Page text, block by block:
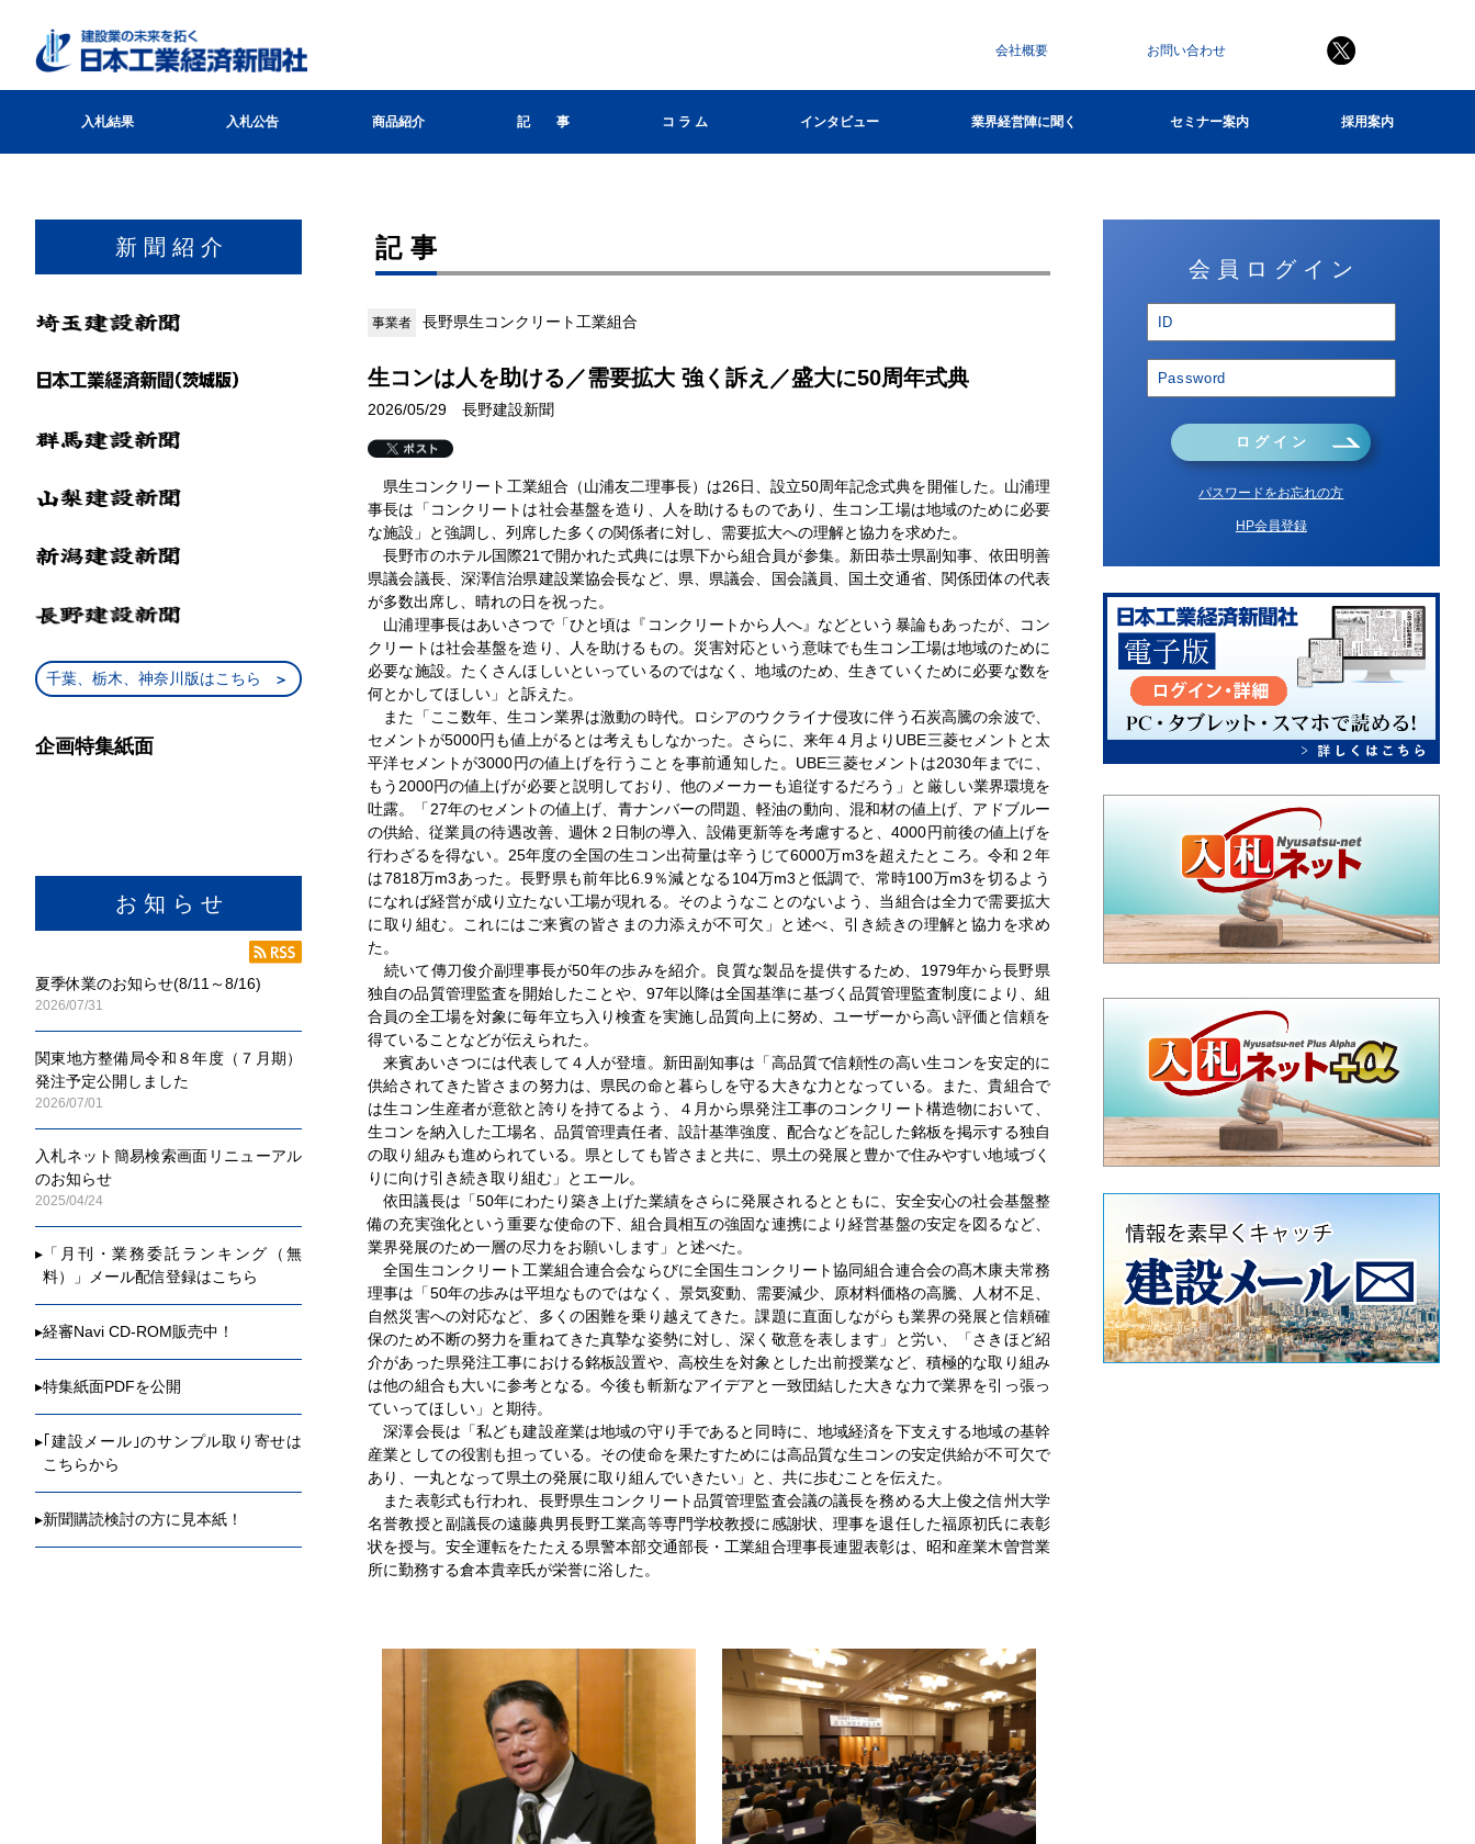
会社概要 お問い合わせ
入札結果 入札公告 商品紹介 記 事 コ ラ ム インタビュー 業界経営陣に聞く セミナー案内 採用案内
新 聞 紹 介
千葉、栃木、神奈川版はこちら
企画特集紙面
お 知 ら せ
夏季休業のお知らせ(8/11～8/16)
2026/07/31
関東地方整備局令和８年度（７月期）
発注予定公開しました
2026/07/01
入札ネット簡易検索画面リニューアル
のお知らせ
2025/04/24
▸ 「月刊・業務委託ランキング（無
料）」メール配信登録はこちら
▸経審Navi CD-ROM販売中！
▸特集紙面PDFを公開
▸ ｢建設メール｣のサンプル取り寄せは
こちらから
▸新聞購読検討の方に見本紙！
記事
事業者 長野県生コンクリート工業組合
生コンは人を助ける／需要拡大 強く訴え／盛大に50周年式典
2026/05/29 長野建設新聞
県生コンクリート工業組合（山浦友二理事長）は26日、設立50周年記念式典を開催した。山浦理
事長は「コンクリートは社会基盤を造り、人を助けるものであり、生コン工場は地域のために必要
な施設」と強調し、列席した多くの関係者に対し、需要拡大への理解と協力を求めた。
長野市のホテル国際21で開かれた式典には県下から組合員が参集。新田恭士県副知事、依田明善
県議会議長、深澤信治県建設業協会長など、県、県議会、国会議員、国土交通省、関係団体の代表
が多数出席し、晴れの日を祝った。
山浦理事長はあいさつで「ひと頃は『コンクリートから人へ』などという暴論もあったが、コン
クリートは社会基盤を造り、人を助けるもの。災害対応という意味でも生コン工場は地域のために
必要な施設。たくさんほしいといっているのではなく、地域のため、生きていくために必要な数を
何とかしてほしい」と訴えた。
また「ここ数年、生コン業界は激動の時代。ロシアのウクライナ侵攻に伴う石炭高騰の余波で、
セメントが5000円も値上がるとは考えもしなかった。さらに、来年４月よりUBE三菱セメントと太
平洋セメントが3000円の値上げを行うことを事前通知した。UBE三菱セメントは2030年までに、
もう2000円の値上げが必要と説明しており、他のメーカーも追従するだろう」と厳しい業界環境を
吐露。「27年のセメントの値上げ、青ナンバーの問題、軽油の動向、混和材の値上げ、アドブルー
の供給、従業員の待遇改善、週休２日制の導入、設備更新等を考慮すると、4000円前後の値上げを
行わざるを得ない。25年度の全国の生コン出荷量は辛うじて6000万m3を超えたところ。令和２年
は7818万m3あった。長野県も前年比6.9％減となる104万m3と低調で、常時100万m3を切るよう
になれば経営が成り立たない工場が現れる。そのようなことのないよう、当組合は全力で需要拡大
に取り組む。これにはご来賓の皆さまの力添えが不可欠」と述べ、引き続きの理解と協力を求め
た。
続いて傳刀俊介副理事長が50年の歩みを紹介。良質な製品を提供するため、1979年から長野県
独自の品質管理監査を開始したことや、97年以降は全国基準に基づく品質管理監査制度により、組
合員の全工場を対象に毎年立ち入り検査を実施し品質向上に努め、ユーザーから高い評価と信頼を
得ていることなどが伝えられた。
来賓あいさつには代表して４人が登壇。新田副知事は「高品質で信頼性の高い生コンを安定的に
供給されてきた皆さまの努力は、県民の命と暮らしを守る大きな力となっている。また、貴組合で
は生コン生産者が意欲と誇りを持てるよう、４月から県発注工事のコンクリート構造物において、
生コンを納入した工場名、品質管理責任者、設計基準強度、配合などを記した銘板を掲示する独自
の取り組みも進められている。県としても皆さまと共に、県土の発展と豊かで住みやすい地域づく
りに向け引き続き取り組む」とエール。
依田議長は「50年にわたり築き上げた業績をさらに発展されるとともに、安全安心の社会基盤整
備の充実強化という重要な使命の下、組合員相互の強固な連携により経営基盤の安定を図るなど、
業界発展のため一層の尽力をお願いします」と述べた。
全国生コンクリート工業組合連合会ならびに全国生コンクリート協同組合連合会の髙木康夫常務
理事は「50年の歩みは平坦なものではなく、景気変動、需要減少、原材料価格の高騰、人材不足、
自然災害への対応など、多くの困難を乗り越えてきた。課題に直面しながらも業界の発展と信頼確
保のため不断の努力を重ねてきた真摯な姿勢に対し、深く敬意を表します」と労い、「さきほど紹
介があった県発注工事における銘板設置や、高校生を対象とした出前授業など、積極的な取り組み
は他の組合も大いに参考となる。今後も斬新なアイデアと一致団結した大きな力で業界を引っ張っ
ていってほしい」と期待。
深澤会長は「私ども建設産業は地域の守り手であると同時に、地域経済を下支えする地域の基幹
産業としての役割も担っている。その使命を果たすためには高品質な生コンの安定供給が不可欠で
あり、一丸となって県土の発展に取り組んでいきたい」と、共に歩むことを伝えた。
また表彰式も行われ、長野県生コンクリート品質管理監査会議の議長を務める大上俊之信州大学
名誉教授と副議長の遠藤典男長野工業高等専門学校教授に感謝状、理事を退任した福原初氏に表彰
状を授与。安全運転をたたえる県警本部交通部長・工業組合理事長連盟表彰は、昭和産業木曽営業
所に勤務する倉本貴幸氏が栄誉に浴した。
会 員 ロ グ イ ン
ロ グ イ ン
パスワードをお忘れの方
HP会員登録